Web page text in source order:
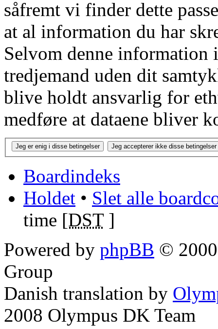
såfremt vi finder dette
at al information du har
Selvom denne
tredjemand uden dit
blive holdt ansvarlig for
medføre at dataene bliver
Boardindeks
Holdet • Slet alle
time [DST]
Powered by phpBB ©
Group
Danish translation by
2008 Olympus DK Team